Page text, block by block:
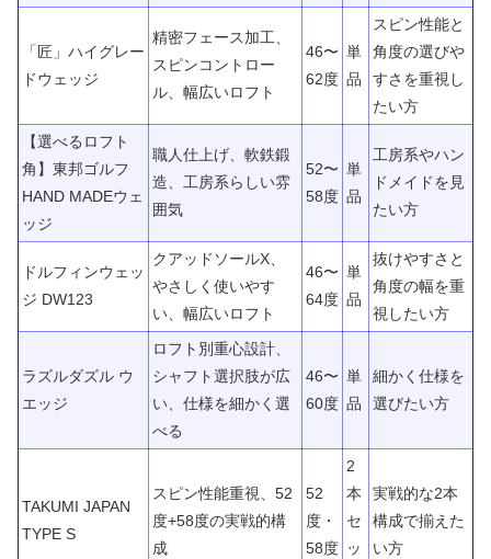
「匠」ハイグレー
ドウェッジ
精密フェース加工、
スピンコントロー
ル、幅広いロフト
46〜
62度
単
品
スピン性能と
角度の選びや
すさを重視し
たい方
【選べるロフト
角】東邦ゴルフ
HAND MADEウェ
ッジ
職人仕上げ、軟鉄鍛
造、工房系らしい雰
囲気
52〜
58度
単
品
工房系やハン
ドメイドを見
たい方
ドルフィンウェッ
ジ DW123
クアッドソールX、
やさしく使いやす
い、幅広いロフト
46〜
64度
単
品
抜けやすさと
角度の幅を重
視したい方
ラズルダズル ウ
エッジ
ロフト別重心設計、
シャフト選択肢が広
い、仕様を細かく選
べる
46〜
60度
単
品
細かく仕様を
選びたい方
TAKUMI JAPAN
TYPE S
スピン性能重視、52
度+58度の実戦的構
成
52
度・
58度
2
本
セ
ッ
実戦的な2本
構成で揃えた
い方